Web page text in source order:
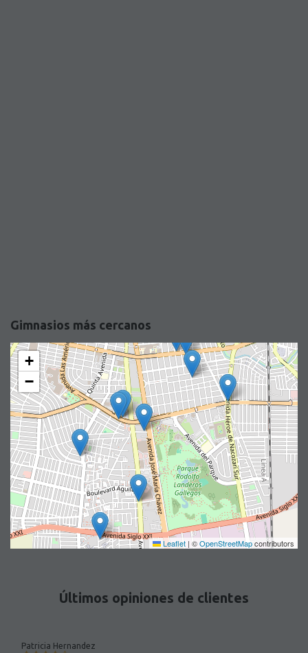
Gimnasios más cercanos
+
−
Leaflet | ©OpenStreetMapcontributors
Últimos opiniones de clientes
Patricia Hernandez